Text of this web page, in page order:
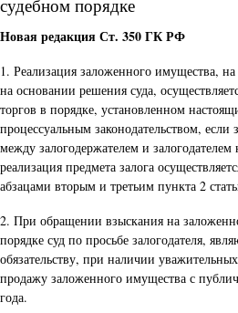
судебном порядке
Новая редакция Ст. 350 ГК РФ
1. Реализация заложенного имущества,
на основании решения суда,
торгов в порядке, установленном
процессуальным законодательством,
между залогодержателем и залогодателем
реализация предмета залога
абзацами вторым и третьим пункта 2
2. При обращении взыскания на
порядке суд по просьбе залогодателя,
обязательству, при наличии
продажу заложенного имущества с
года.